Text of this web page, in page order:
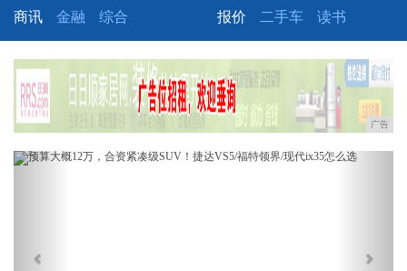
商讯 金融 综合 报价 二手车 读书
广告
Previous